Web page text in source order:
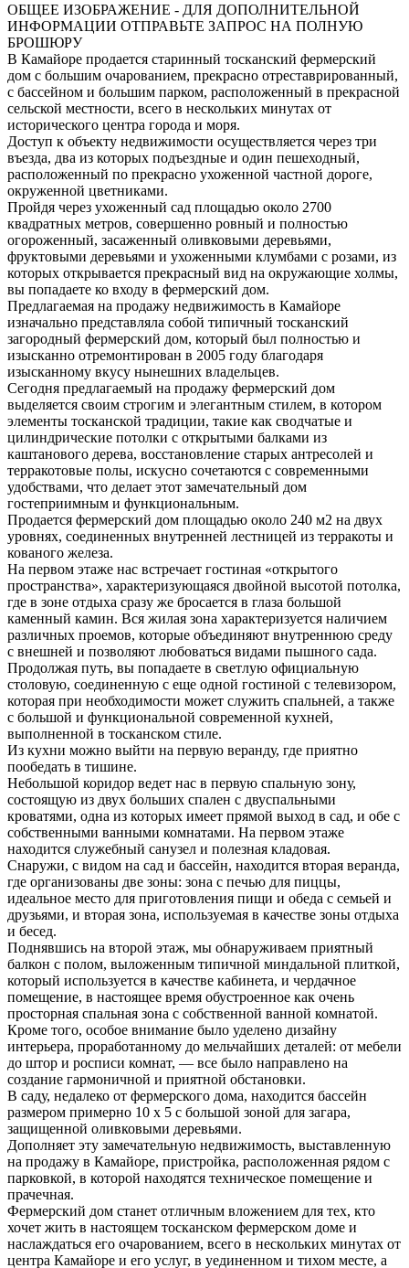
ОБЩЕЕ ИЗОБРАЖЕНИЕ - ДЛЯ ДОПОЛНИТЕЛЬНОЙ
ИНФОРМАЦИИ ОТПРАВЬТЕ ЗАПРОС НА ПОЛНУЮ
БРОШЮРУ
В Камайоре продается старинный тосканский фермерский
дом с большим очарованием, прекрасно отреставрированный,
с бассейном и большим парком, расположенный в прекрасной
сельской местности, всего в нескольких минутах от
исторического центра города и моря.
Доступ к объекту недвижимости осуществляется через три
въезда, два из которых подъездные и один пешеходный,
расположенный по прекрасно ухоженной частной дороге,
окруженной цветниками.
Пройдя через ухоженный сад площадью около 2700
квадратных метров, совершенно ровный и полностью
огороженный, засаженный оливковыми деревьями,
фруктовыми деревьями и ухоженными клумбами с розами, из
которых открывается прекрасный вид на окружающие холмы,
вы попадаете ко входу в фермерский дом.
Предлагаемая на продажу недвижимость в Камайоре
изначально представляла собой типичный тосканский
загородный фермерский дом, который был полностью и
изысканно отремонтирован в 2005 году благодаря
изысканному вкусу нынешних владельцев.
Сегодня предлагаемый на продажу фермерский дом
выделяется своим строгим и элегантным стилем, в котором
элементы тосканской традиции, такие как сводчатые и
цилиндрические потолки с открытыми балками из
каштанового дерева, восстановление старых антресолей и
терракотовые полы, искусно сочетаются с современными
удобствами, что делает этот замечательный дом
гостеприимным и функциональным.
Продается фермерский дом площадью около 240 м2 на двух
уровнях, соединенных внутренней лестницей из терракоты и
кованого железа.
На первом этаже нас встречает гостиная «открытого
пространства», характеризующаяся двойной высотой потолка,
где в зоне отдыха сразу же бросается в глаза большой
каменный камин. Вся жилая зона характеризуется наличием
различных проемов, которые объединяют внутреннюю среду
с внешней и позволяют любоваться видами пышного сада.
Продолжая путь, вы попадаете в светлую официальную
столовую, соединенную с еще одной гостиной с телевизором,
которая при необходимости может служить спальней, а также
с большой и функциональной современной кухней,
выполненной в тосканском стиле.
Из кухни можно выйти на первую веранду, где приятно
пообедать в тишине.
Небольшой коридор ведет нас в первую спальную зону,
состоящую из двух больших спален с двуспальными
кроватями, одна из которых имеет прямой выход в сад, и обе с
собственными ванными комнатами. На первом этаже
находится служебный санузел и полезная кладовая.
Снаружи, с видом на сад и бассейн, находится вторая веранда,
где организованы две зоны: зона с печью для пиццы,
идеальное место для приготовления пищи и обеда с семьей и
друзьями, и вторая зона, используемая в качестве зоны отдыха
и бесед.
Поднявшись на второй этаж, мы обнаруживаем приятный
балкон с полом, выложенным типичной миндальной плиткой,
который используется в качестве кабинета, и чердачное
помещение, в настоящее время обустроенное как очень
просторная спальная зона с собственной ванной комнатой.
Кроме того, особое внимание было уделено дизайну
интерьера, проработанному до мельчайших деталей: от мебели
до штор и росписи комнат, — все было направлено на
создание гармоничной и приятной обстановки.
В саду, недалеко от фермерского дома, находится бассейн
размером примерно 10 х 5 с большой зоной для загара,
защищенной оливковыми деревьями.
Дополняет эту замечательную недвижимость, выставленную
на продажу в Камайоре, пристройка, расположенная рядом с
парковкой, в которой находятся техническое помещение и
прачечная.
Фермерский дом станет отличным вложением для тех, кто
хочет жить в настоящем тосканском фермерском доме и
наслаждаться его очарованием, всего в нескольких минутах от
центра Камайоре и его услуг, в уединенном и тихом месте, а